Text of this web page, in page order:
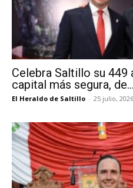
Celebra Saltillo su 449
capital más segura, de...
El Heraldo de Saltillo - 25 julio, 2026